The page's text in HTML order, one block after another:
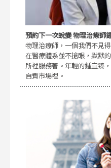
預約下一次蛻變 物理治療師
物理治療師，一個我們不見
在醫療體系並不搶眼，默默
所裡服務著。年輕的鍾宜臻
自費市場裡。